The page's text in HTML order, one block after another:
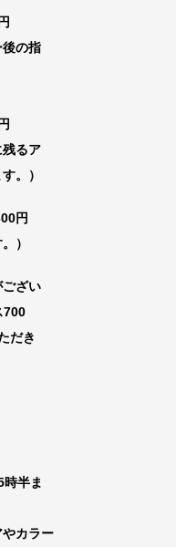
後の指
残るア
。）
円
）
ござい
700
だき
時半ま
やカラー